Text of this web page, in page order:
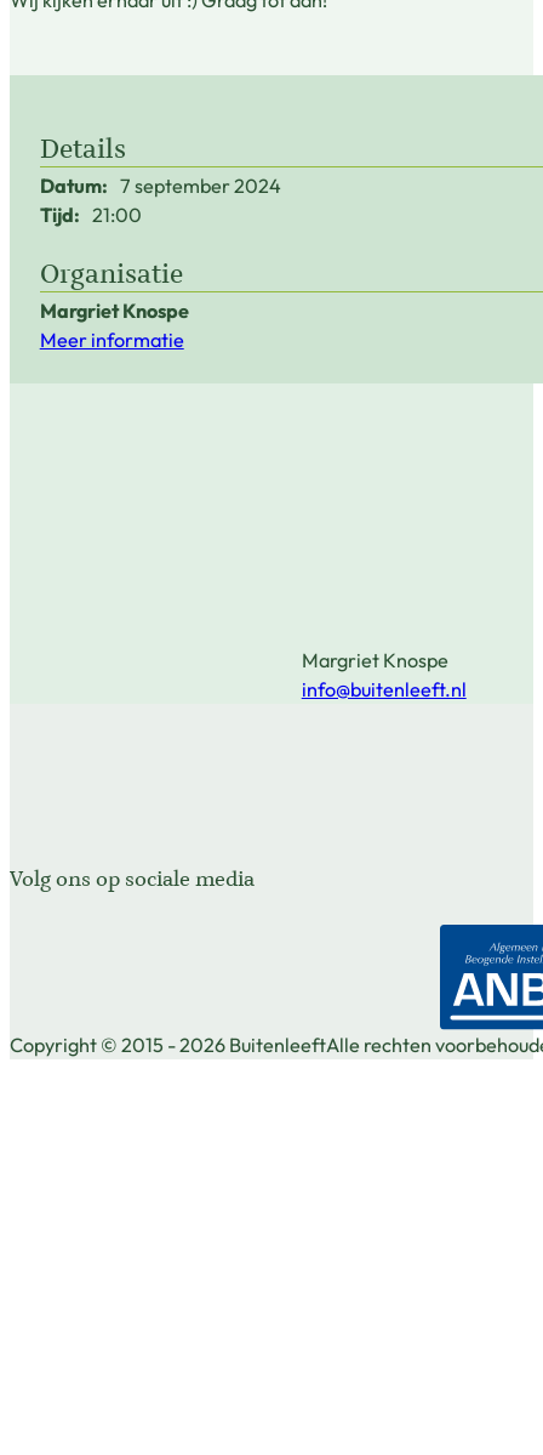
Details
Datum: 7 september 2024
Tijd: 21:00
Organisatie
Margriet Knospe
Meer informatie
Margriet Knospe
info@buitenleeft.nl
Volg ons op sociale media
Copyright © 2015 - 2026 BuitenleeftAlle rechten